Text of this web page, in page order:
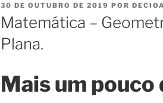
PUBLICADO
EM
30 DE OUTUBRO DE 2019 POR
Matemática –
Plana.
Mais um